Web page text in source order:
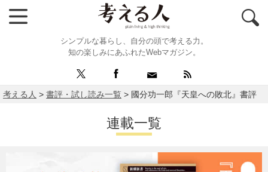
シンプルな暮らし、自分の頭で考える力。
知の楽しみにあふれたWebマガジン。
考える人 > 書評・試し読み一覧 > 國分功一郎『天皇への敗北』書評
連載一覧